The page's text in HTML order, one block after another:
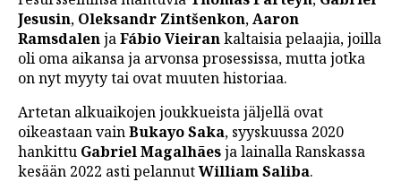
Jesusin, Oleksandr Zintšenkon,Aaron
RamsdalenjaFábio Vieirankaltaisia pelaajia, joilla
oli oma aikansa ja arvonsa prosessissa, mutta jotka
on nyt myyty tai ovat muuten historiaa.
Artetan alkuaikojen joukkueista jäljellä ovat
oikeastaan vainBukayo Saka, syyskuussa 2020
hankittu Gabriel Magalhãesja lainalla Ranskassa
kesään 2022 asti pelannutWilliam Saliba.